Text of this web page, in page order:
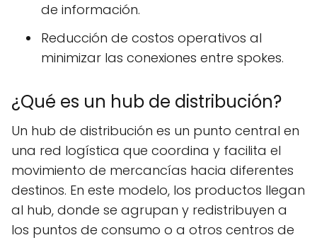
de información.
Reducción de costos operativos al
minimizar las conexiones entre spokes.
¿Qué es un hub de distribución?
Un hub de distribución es un punto central en
una red logística que coordina y facilita el
movimiento de mercancías hacia diferentes
destinos. En este modelo, los productos llegan
al hub, donde se agrupan y redistribuyen a
los puntos de consumo o a otros centros de